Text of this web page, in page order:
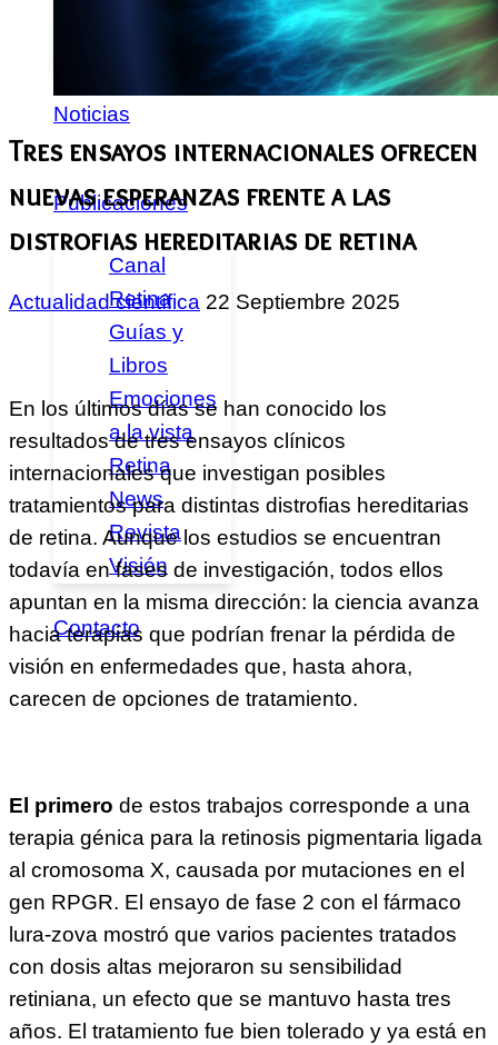
Noticias
Publicaciones
Canal
Retina
Guías y
Libros
Emociones
a la vista
Retina
News
Revista
Visión
Contacto
Tres ensayos internacionales ofrecen
nuevas esperanzas frente a las
distrofias hereditarias de retina
Actualidad científica 22 Septiembre 2025
En los últimos días se han conocido los
resultados de tres ensayos clínicos
internacionales que investigan posibles
tratamientos para distintas distrofias hereditarias
de retina. Aunque los estudios se encuentran
todavía en fases de investigación, todos ellos
apuntan en la misma dirección: la ciencia avanza
hacia terapias que podrían frenar la pérdida de
visión en enfermedades que, hasta ahora,
carecen de opciones de tratamiento.
El primero de estos trabajos corresponde a una
terapia génica para la retinosis pigmentaria ligada
al cromosoma X, causada por mutaciones en el
gen RPGR. El ensayo de fase 2 con el fármaco
lura-zova mostró que varios pacientes tratados
con dosis altas mejoraron su sensibilidad
retiniana, un efecto que se mantuvo hasta tres
años. El tratamiento fue bien tolerado y ya está en